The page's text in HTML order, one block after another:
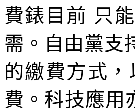
費錶目前 只
需。自由黨支
的繳費方式
費。科技應用